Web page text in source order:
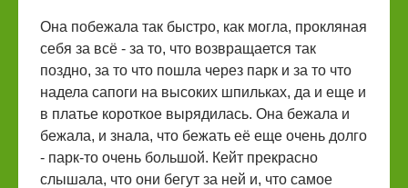
Она побежала так быстро, как могла, прокляная
себя за всё - за то, что возвращается так
поздно, за то что пошла через парк и за то что
надела сапоги на высоких шпильках, да и еще и
в платье короткое вырядилась. Она бежала и
бежала, и знала, что бежать её еще очень долго
- парк-то очень большой. Кейт прекрасно
слышала, что они бегут за ней и, что самое